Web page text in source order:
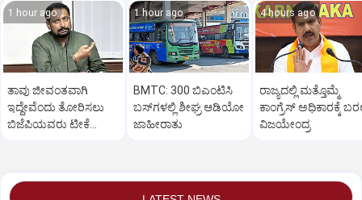
1 hour ago
ತಾವು ಜೀವಂತವಾಗಿ
ಇದ್ದೇವೆಂದು ತೋರಿಸಲು
ಬಿಜೆಪಿಯವರು ಟೀಕೆ
1 hour ago
BMTC: 300 ಬಿಎಂಟಿಸಿ
ಬಸ್‌ಗಳಲ್ಲಿ ಶೀಘ್ರ ಆಡಿಯೋ
ಜಾಹೀರಾತು
4 hours ago
ರಾಜ್ಯದಲ್ಲಿ ಮತ್ತೊಮ್ಮೆ
ಕಾಂಗ್ರೆಸ್‌ ಅಧಿಕಾರಕ್ಕೆ
ವಿಜಯೇಂದ್ರ